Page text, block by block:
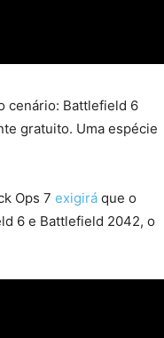
cenário: Battlefield 6
gratuito. Uma espécie
Ops 7 exigirá que o
6 e Battlefield 2042, o